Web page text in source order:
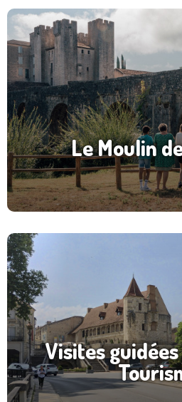
Le Moulin
Visites